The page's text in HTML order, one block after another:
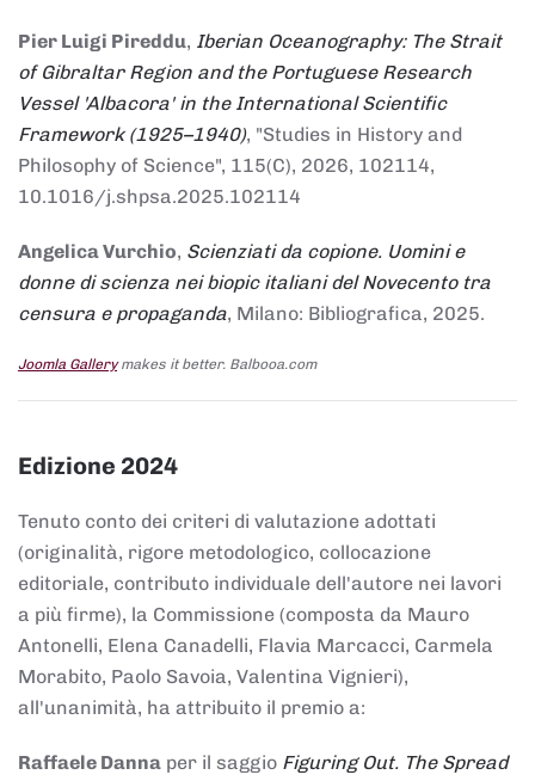
Pier Luigi Pireddu, Iberian Oceanography: The Strait
of Gibraltar Region and the Portuguese Research
Vessel 'Albacora' in the International Scientific
Framework (1925–1940), "Studies in History and
Philosophy of Science", 115(C), 2026, 102114,
10.1016/j.shpsa.2025.102114
Angelica Vurchio, Scienziati da copione. Uomini e
donne di scienza nei biopic italiani del Novecento tra
censura e propaganda, Milano: Bibliografica, 2025.
Joomla Gallerymakes it better. Balbooa.com
Edizione 2024
Tenuto conto dei criteri di valutazione adottati
(originalità, rigore metodologico, collocazione
editoriale, contributo individuale dell'autore nei lavori
a più firme), la Commissione (composta da Mauro
Antonelli, Elena Canadelli, Flavia Marcacci, Carmela
Morabito, Paolo Savoia, Valentina Vignieri),
all'unanimità, ha attribuito il premio a:
Raffaele Danna per il saggio Figuring Out. The Spread